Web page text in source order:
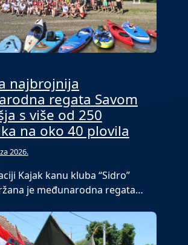
najbrojnija
regata Savom
s više od 250
na oko 40 plovila
2026.
Kajak kanu kluba “Sidro”
je međunarodna regata…